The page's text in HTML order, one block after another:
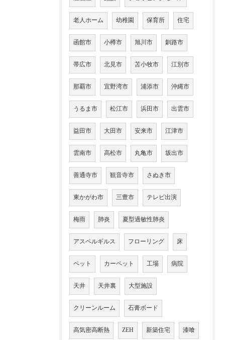
老人ホーム 幼稚園 保育所 住宅
函館市 小樽市 旭川市 釧路市
帯広市 北見市 苫小牧市 江別市
那覇市 宜野湾市 浦添市 沖縄市
うるま市 松江市 浜田市 出雲市
益田市 大田市 安来市 江津市
雲南市 高松市 丸亀市 坂出市
善通寺市 観音寺市 さぬき市
東かがわ市 三豊市 テレビ出演
梅雨 肺炎 夏型過敏性肺炎
アスペルギルス フローリング 床
ペット カーペット 工場 病院
天井 天井裏 大型施設
クリーンルーム 石膏ボード
高気密高断熱 ZEH 新築住宅 漆喰